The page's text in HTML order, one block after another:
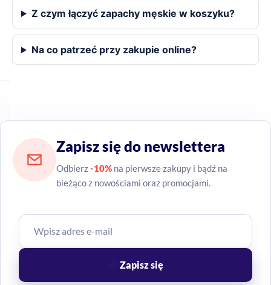
Z czym łączyć zapachy męskie w koszyku?
Na co patrzeć przy zakupie online?
Zapisz się do newslettera
Odbierz-10% na pierwsze zakupy i bądź na
bieżąco z nowościami oraz promocjami.
Zapisz się